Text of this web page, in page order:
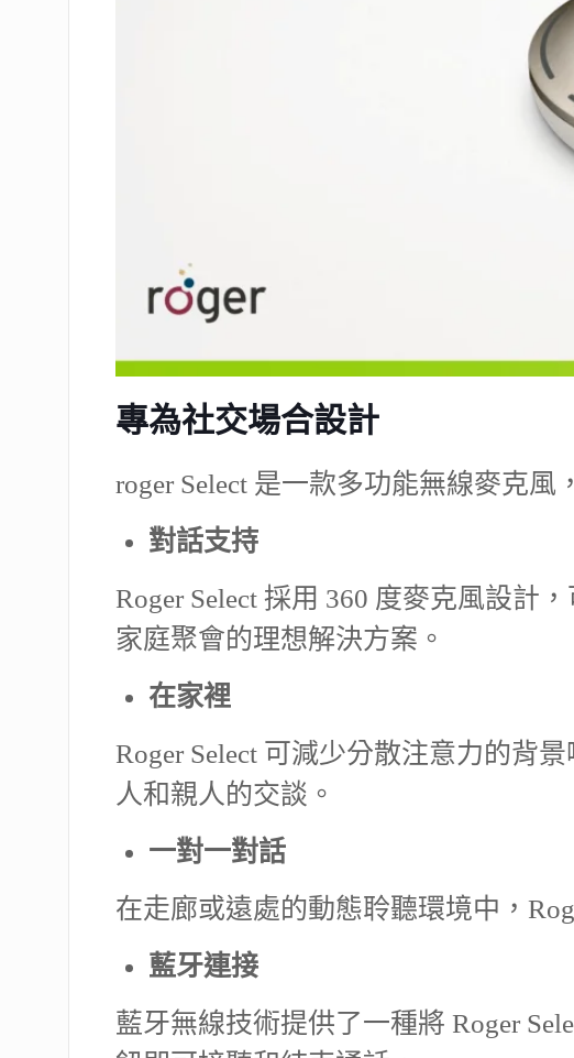
專為社交場合設計
roger Select 是一款多功能無線麥克
對話支持
Roger Select 採用 360 度麥克風設計
家庭聚會的理想解決方案。
在家裡
Roger Select 可減少分散注意力的背
人和親人的交談。
一對一對話
在走廊或遠處的動態聆聽環境中，
藍牙連接
藍牙無線技術提供了一種將 Roger